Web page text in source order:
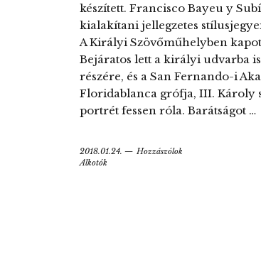
készített. Francisco Bayeu y
kialakítani jellegzetes
A Királyi Szövőműhelyben
Bejáratos lett a királyi udvarba
részére, és a San Fernando-i
Floridablanca grófja, III. Károly
portrét fessen róla. Barátságot …
2018.01.24.
Hozzászólok
Alkotók